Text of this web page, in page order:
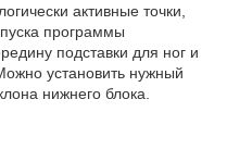
активные точки,
программы
подставки для ног и
установить нужный
нижнего блока.